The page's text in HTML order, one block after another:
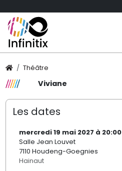
Théâtre
Viviane
Les dates
mercredi 19 mai 2027 à 20:00
Salle Jean Louvet
7110 Houdeng-Goegnies
Hainaut